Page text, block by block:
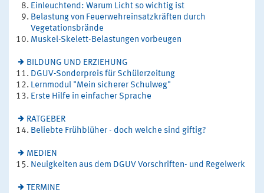
Einleuchtend: Warum Licht so wichtig ist
Belastung von Feuerwehreinsatzkräften durch
Vegetationsbrände
Muskel-Skelett-Belastungen vorbeugen
BILDUNG UND ERZIEHUNG
DGUV-Sonderpreis für Schülerzeitung
Lernmodul "Mein sicherer Schulweg"
Erste Hilfe in einfacher Sprache
RATGEBER
Beliebte Frühblüher - doch welche sind giftig?
MEDIEN
Neuigkeiten aus dem DGUV Vorschriften- und Regelwerk
TERMINE